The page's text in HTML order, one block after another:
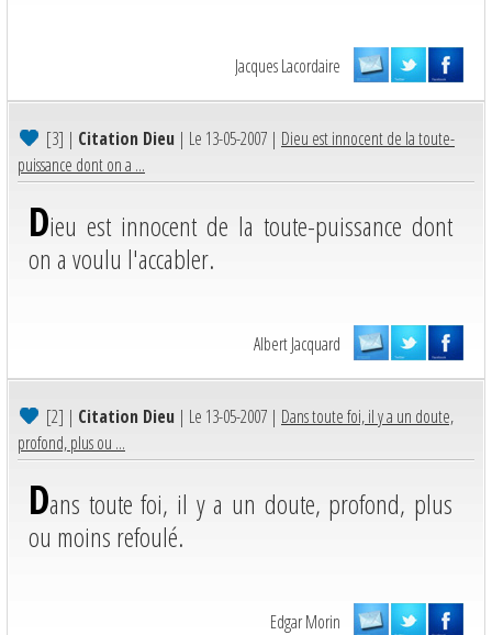
Jacques Lacordaire
[3] | Citation Dieu | Le 13-05-2007 | Dieu est innocent de la toute-
puissance dont on a ...
Dieu est innocent de la toute-puissance dont
on a voulu l'accabler.
Albert Jacquard
[2] | Citation Dieu | Le 13-05-2007 | Dans toute foi, il y a un doute,
profond, plus ou ...
Dans toute foi, il y a un doute, profond, plus
ou moins refoulé.
Edgar Morin